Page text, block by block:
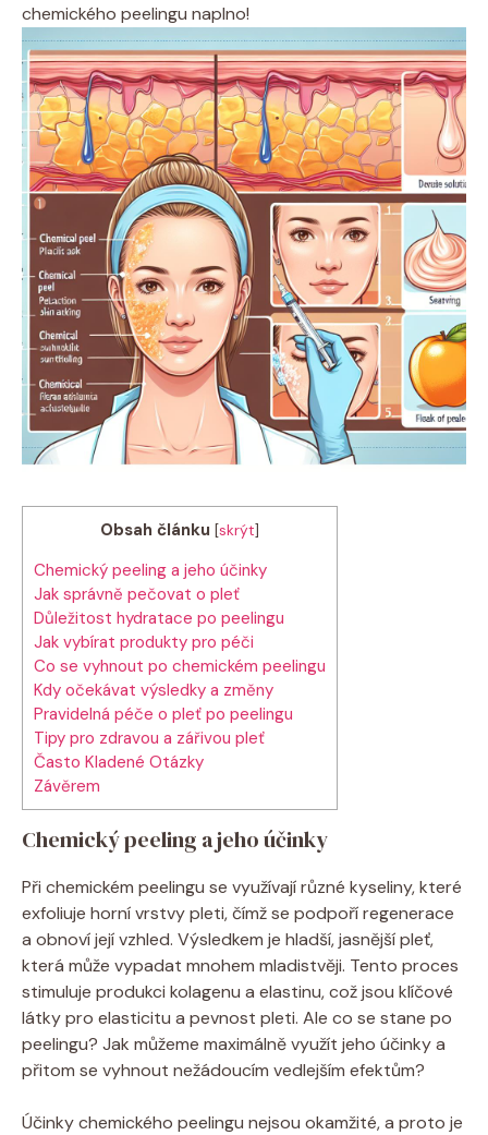
chemického peelingu naplno!
Obsah článku [skrýt]
Chemický peeling a jeho účinky
Jak správně pečovat o pleť
Důležitost hydratace po peelingu
Jak vybírat produkty pro péči
Co se vyhnout po chemickém peelingu
Kdy očekávat výsledky a změny
Pravidelná péče o pleť po peelingu
Tipy pro zdravou a zářivou pleť
Často Kladené Otázky
Závěrem
Chemický peeling a jeho účinky
Při chemickém peelingu se využívají různé kyseliny, které
exfoliuje horní vrstvy pleti, čímž se podpoří regenerace
a obnoví její vzhled. Výsledkem je hladší, jasnější pleť,
která může vypadat mnohem mladistvěji. Tento proces
stimuluje produkci kolagenu a elastinu, což jsou klíčové
látky pro elasticitu a pevnost pleti. Ale co se stane po
peelingu? Jak můžeme maximálně využít jeho účinky a
přitom se vyhnout nežádoucím vedlejším efektům?
Účinky chemického peelingu nejsou okamžité, a proto je